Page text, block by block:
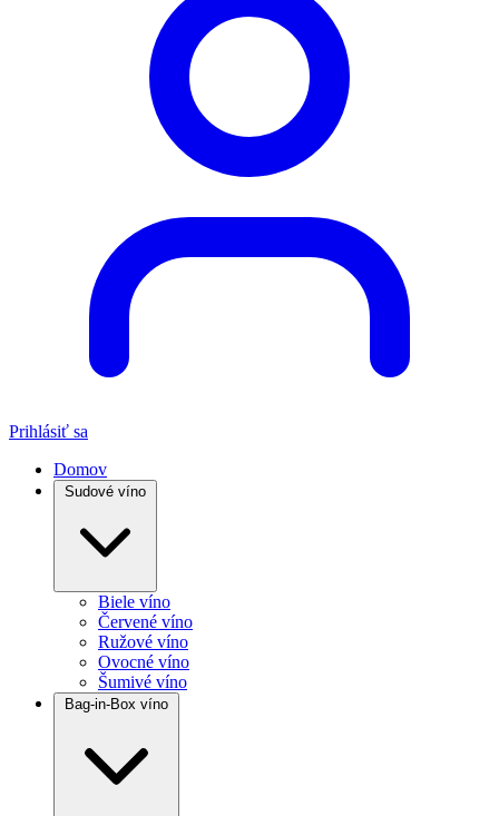
Prihlásiť sa
Domov
Sudové víno
Biele víno
Červené víno
Ružové víno
Ovocné víno
Šumivé víno
Bag-in-Box víno